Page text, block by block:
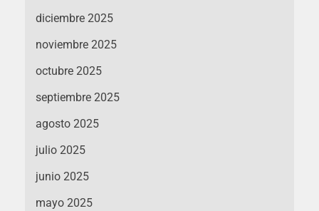
diciembre 2025
noviembre 2025
octubre 2025
septiembre 2025
agosto 2025
julio 2025
junio 2025
mayo 2025